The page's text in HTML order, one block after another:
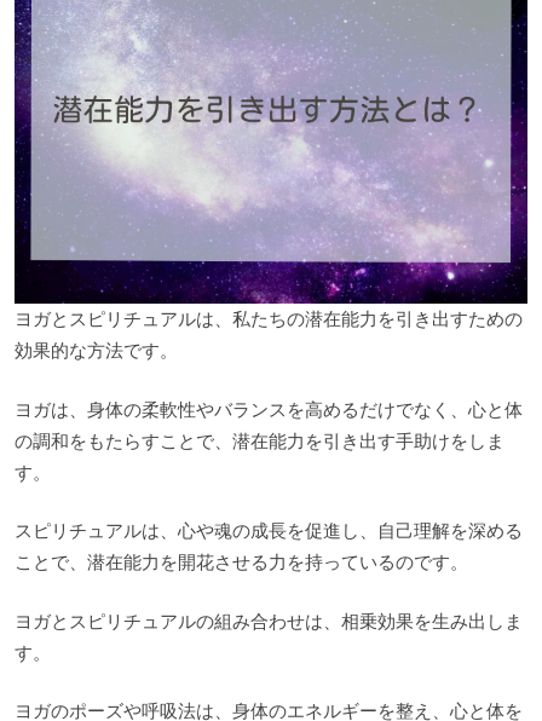
ヨガとスピリチュアルは、私たちの潜在能力を引き出すための
効果的な方法です。
ヨガは、身体の柔軟性やバランスを高めるだけでなく、心と体
の調和をもたらすことで、潜在能力を引き出す手助けをしま
す。
スピリチュアルは、心や魂の成長を促進し、自己理解を深める
ことで、潜在能力を開花させる力を持っているのです。
ヨガとスピリチュアルの組み合わせは、相乗効果を生み出しま
す。
ヨガのポーズや呼吸法は、身体のエネルギーを整え、心と体を